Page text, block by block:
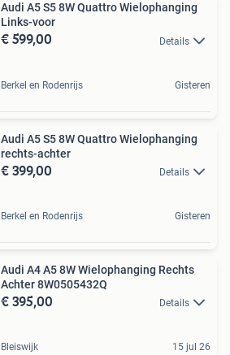
Audi A5 S5 8W Quattro Wielophanging
Links-voor
€ 599,00 Details
Berkel en Rodenrijs Gisteren
Audi A5 S5 8W Quattro Wielophanging
rechts-achter
€ 399,00 Details
Berkel en Rodenrijs Gisteren
Audi A4 A5 8W Wielophanging Rechts
Achter 8W0505432Q
€ 395,00 Details
Bleiswijk 15 jul 26